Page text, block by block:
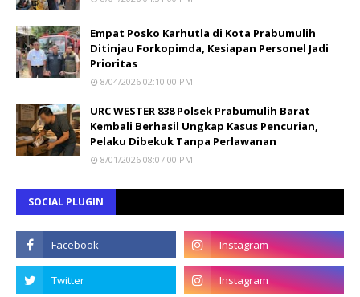
Empat Posko Karhutla di Kota Prabumulih
Ditinjau Forkopimda, Kesiapan Personel Jadi
Prioritas
8/04/2026 02:10:00 PM
URC WESTER 838 Polsek Prabumulih Barat
Kembali Berhasil Ungkap Kasus Pencurian,
Pelaku Dibekuk Tanpa Perlawanan
8/01/2026 08:07:00 PM
SOCIAL PLUGIN